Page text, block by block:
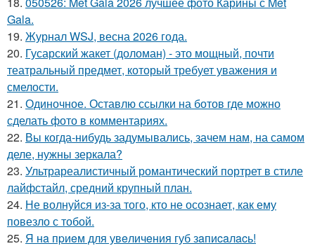
Gala.
19. Журнал WSJ, весна 2026 года.
20. Гусарский жакет (доломан) - это мощный, почти
театральный предмет, который требует уважения и
смелости.
21. Одиночное. Оставлю ссылки на ботов где можно
сделать фото в комментариях.
22. Вы когда-нибудь задумывались, зачем нам, на самом
деле, нужны зеркала?
23. Ультрареалистичный романтический портрет в стиле
лайфстайл, средний крупный план.
24. Не волнуйся из-за того, кто не осознает, как ему
повезло с тобой.
25. Я нa пpиeм для увeличeния губ зaпиcaлacь!